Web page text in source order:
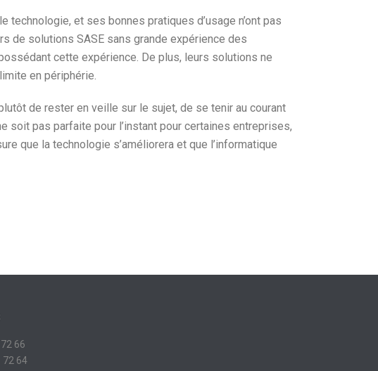
technologie, et ses bonnes pratiques d’usage n’ont pas
de solutions SASE sans grande expérience des
cette expérience. De plus, leurs solutions ne
en périphérie.
de rester en veille sur le sujet, de se tenir au courant
pas parfaite pour l’instant pour certaines entreprises,
que la technologie s’améliorera et que l’informatique
66
72 64